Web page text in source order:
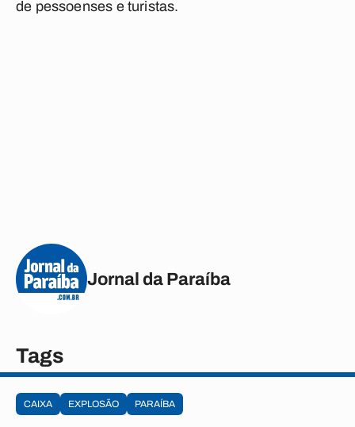
de pessoenses e turistas.
Jornal da Paraíba
Tags
CAIXA EXPLOSÃO PARAÍBA